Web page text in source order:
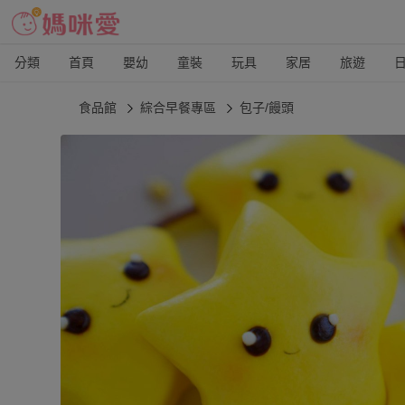
分類 首頁 嬰幼 童裝 玩具 家居 旅遊
食品館 綜合早餐專區 包子/饅頭